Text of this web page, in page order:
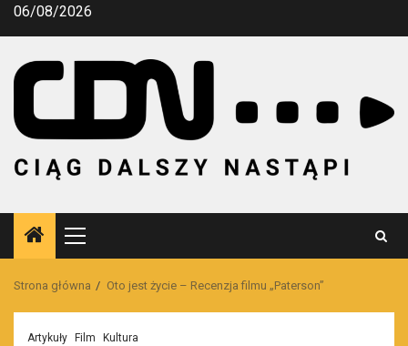
Przejdź
06/08/2026
Menu
główne
Strona główna Oto jest życie – Recenzja filmu „Paterson”
Artykuły Film Kultura